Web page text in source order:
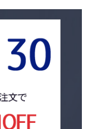
あたり、依頼主からの希望
たり最善な手段を選択し
定する方法・順路等にて
る場合においては、依頼
り行います。輸送にあたっ
両を直接運転し輸送する
損による損害
より許された場合を除き、
、個人情報を第三者に対し
を義務づけます。
その他の規範を遵守致しま
しては、合理的な安全対策
の際には速やかに是正措置
、迅速かつ誠実に、適切な